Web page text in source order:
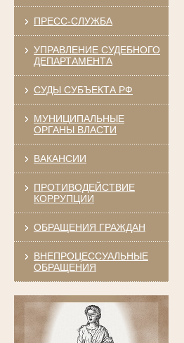
ПРЕСС-СЛУЖБА
УПРАВЛЕНИЕ СУДЕБНОГО
ДЕПАРТАМЕНТА
СУДЫ СУБЪЕКТА РФ
МУНИЦИПАЛЬНЫЕ
ОРГАНЫ ВЛАСТИ
ВАКАНСИИ
ПРОТИВОДЕЙСТВИЕ
КОРРУПЦИИ
ОБРАЩЕНИЯ ГРАЖДАН
ВНЕПРОЦЕССУАЛЬНЫЕ
ОБРАЩЕНИЯ